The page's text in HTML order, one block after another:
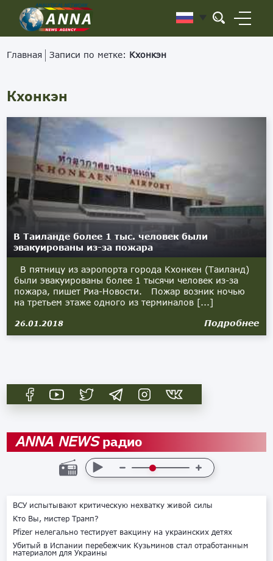
Главная Записи по метке: Кхонкэн
Кхонкэн
В Таиланде более 1 тыс. человек были
эвакуированы из-за пожара
В пятницу из аэропорта города Кхонкен (Таиланд)
были эвакуированы более 1 тысячи человек из-за
пожара, пишет Риа-Новости. Пожар возник ночью
на третьем этаже одного из терминалов [...]
26.01.2018 Подробнее
ANNA NEWSрадио
ВСУ испытывают критическую нехватку живой силы
Кто Вы, мистер Трамп?
Pfizer нелегально тестирует вакцину на украинских детях
Убитый в Испании перебежчик Кузьминов стал отработанным
материалом для Украины